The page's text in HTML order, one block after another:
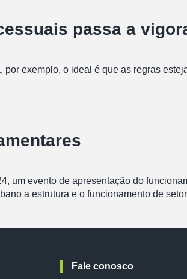
passa a
exemplo, o ideal é que as regras
um evento de apresentação do
a estrutura e o funcionamento de
Fale conosco